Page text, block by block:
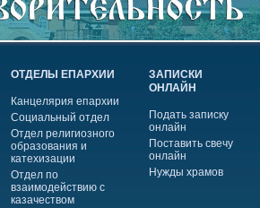
ОТДЕЛЫ ЕПАРХИИ
Канцелярия епархии
Социальный отдел
Отдел религиозного
образования и
катехизации
Отдел по
взаимодействию с
казачеством
ЗАПИСКИ
ОНЛАЙН
Подать записку
онлайн
Поставить свечу
онлайн
Нужды храмов